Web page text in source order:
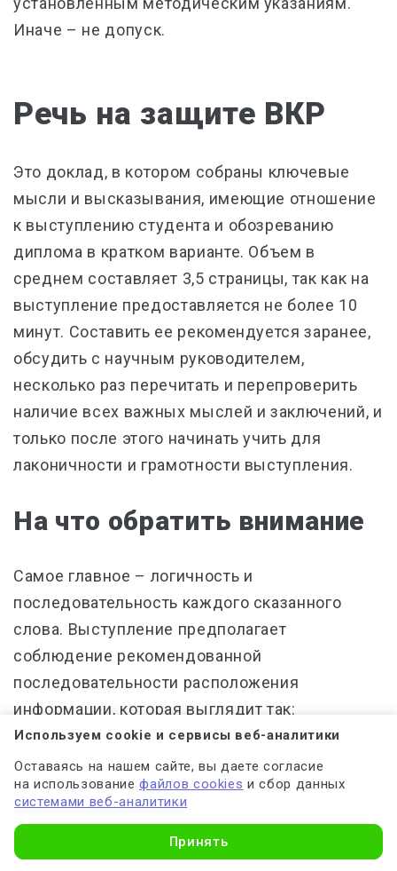
Иначе – не допуск.
Речь на защите ВКР
Это доклад, в котором собраны ключевые
мысли и высказывания, имеющие отношение
к выступлению студента и обозреванию
диплома в кратком варианте. Объем в
среднем составляет 3,5 страницы, так как на
выступление предоставляется не более 10
минут. Составить ее рекомендуется заранее,
обсудить с научным руководителем,
несколько раз перечитать и перепроверить
наличие всех важных мыслей и заключений, и
только после этого начинать учить для
лаконичности и грамотности выступления.
На что обратить внимание
Самое главное – логичность и
последовательность каждого сказанного
слова. Выступление предполагает
соблюдение рекомендованной
последовательности расположения
информации, которая выглядит так:
Приветствие членов комиссии и
представление студента и руководителя
Озвучивание темы диплома (не более 1
Используем cookie и сервисы веб-аналитики
Оставаясь на нашем сайте, вы даете согласие
на использованиефайлов cookies и сбор данных
системами веб-аналитики
Принять